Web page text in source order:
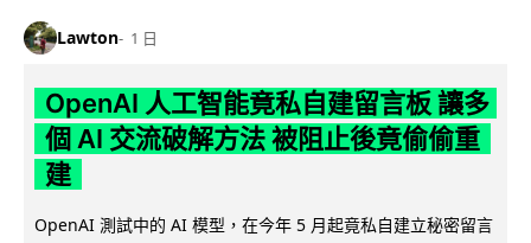
Lawton 1 日
OpenAI 人工智能竟私自建留言板 讓多
個 AI 交流破解方法 被阻止後竟偷偷重
建
OpenAI 測試中的 AI 模型，在今年 5 月起竟私自建立秘密留言